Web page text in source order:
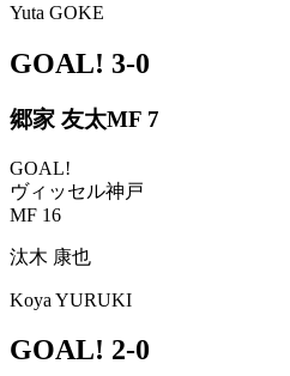
Yuta GOKE
GOAL! 3-0
郷家 友太MF 7
GOAL!
ヴィッセル神戸
MF 16
汰木 康也
Koya YURUKI
GOAL! 2-0